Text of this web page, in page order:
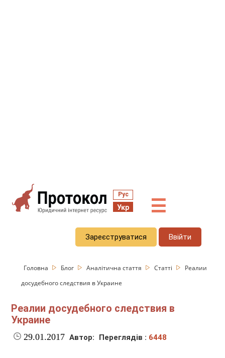
Рус
Укр ☰
Зареєструватися Ввійти
Головна Блог Аналітична стаття Статті
Реалии
досудебного следствия в Украине
Реалии досудебного следствия в
Украине
29.01.2017 Автор: Переглядів : 6448